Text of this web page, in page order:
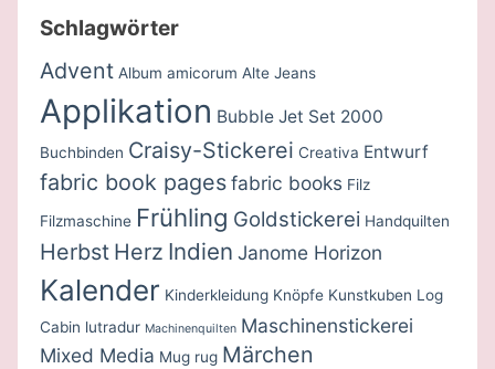
Schlagwörter
Advent Album amicorum Alte Jeans
Applikation Bubble Jet Set 2000
Buchbinden Craisy-Stickerei Creativa Entwurf
fabric book pages fabric books Filz
Filzmaschine Frühling Goldstickerei Handquilten
Herbst Herz Indien Janome Horizon
Kalender Kinderkleidung Knöpfe Kunstkuben Log
Cabin lutradur Machinenquilten Maschinenstickerei
Mixed Media Mug rug Märchen